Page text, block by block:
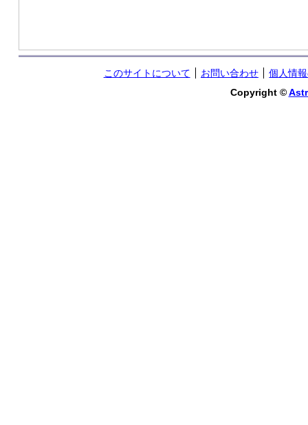
このサイトについて お問い合わせ
個人情
Copyright ©